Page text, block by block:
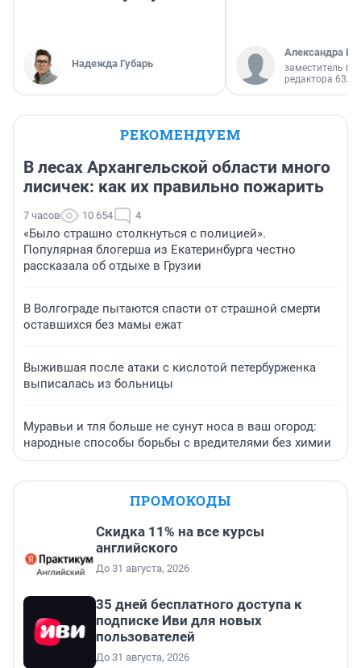
Надежда Губарь
Александра
заместитель
редактора 63.RU
РЕКОМЕНДУЕМ
В лесах Архангельской области много
лисичек: как их правильно пожарить
7 часов 10 654 4
«Было страшно столкнуться с полицией».
Популярная блогерша из Екатеринбурга честно
рассказала об отдыхе в Грузии
В Волгограде пытаются спасти от страшной смерти
оставшихся без мамы ежат
Выжившая после атаки с кислотой петербурженка
выписалась из больницы
Муравьи и тля больше не сунут носа в ваш огород:
народные способы борьбы с вредителями без химии
ПРОМОКОДЫ
Скидка 11% на все курсы
английского
До 31 августа, 2026
35 дней бесплатного доступа к
подписке Иви для новых
пользователей
До 31 августа, 2026